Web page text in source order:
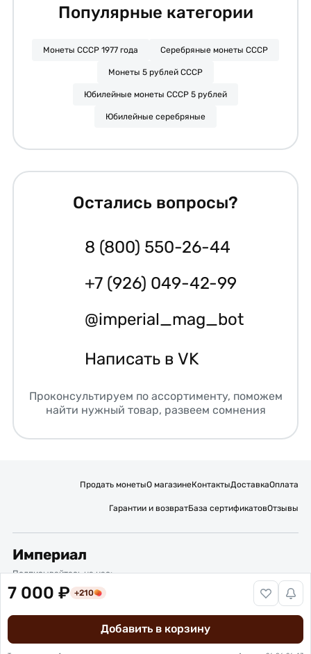
7 000 ₽ +210
Добавить в корзину
Популярные категории
Монеты СССР 1977 года Серебряные монеты СССР
Монеты 5 рублей СССР
Юбилейные монеты СССР 5 рублей
Юбилейные серебряные
Остались вопросы?
8 (800) 550-26-44
+7 (926) 049-42-99
@imperial_mag_bot
Написать в VK
Проконсультируем по ассортименту, поможем
найти нужный товар, развеем сомнения
Продать монетыО магазинеКонтактыДоставкаОплата
Гарантии и возвратБаза сертификатовОтзывы
Империал
Подписывайтесь на нас:
Вакансии
Политика обработки персональных данных
© 2016 – 2026 ИП Титов Александр Михайлович